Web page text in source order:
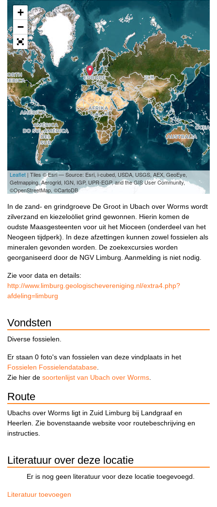
+
−
Leaflet | Tiles © Esri — Source: Esri, i-cubed, USDA, USGS, AEX, GeoEye,
Getmapping, Aerogrid, IGN, IGP, UPR-EGP, and the GIS User Community,
©OpenStreetMap, ©CartoDB
In de zand- en grindgroeve De Groot in Ubach over Worms wordt
zilverzand en kiezeloöliet grind gewonnen. Hierin komen de
oudste Maasgesteenten voor uit het Mioceen (onderdeel van het
Neogeen tijdperk). In deze afzettingen kunnen zowel fossielen als
mineralen gevonden worden. De zoekexcursies worden
georganiseerd door de NGV Limburg. Aanmelding is niet nodig.
Zie voor data en details:
http://www.limburg.geologischevereniging.nl/extra4.php?
afdeling=limburg
Vondsten
Diverse fossielen.
Er staan 0 foto's van fossielen van deze vindplaats in het
Fossielen Fossielendatabase.
Zie hier de soortenlijst van Ubach over Worms.
Route
Ubachs over Worms ligt in Zuid Limburg bij Landgraaf en
Heerlen. Zie bovenstaande website voor routebeschrijving en
instructies.
Literatuur over deze locatie
Er is nog geen literatuur voor deze locatie toegevoegd.
Literatuur toevoegen